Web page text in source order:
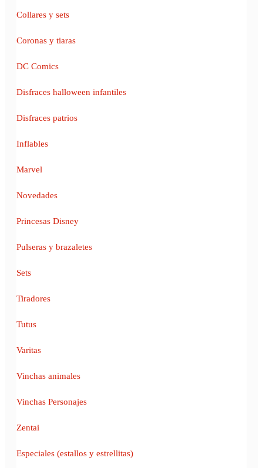
Collares y sets
Coronas y tiaras
DC Comics
Disfraces halloween infantiles
Disfraces patrios
Inflables
Marvel
Novedades
Princesas Disney
Pulseras y brazaletes
Sets
Tiradores
Tutus
Varitas
Vinchas animales
Vinchas Personajes
Zentai
Especiales (estallos y estrellitas)